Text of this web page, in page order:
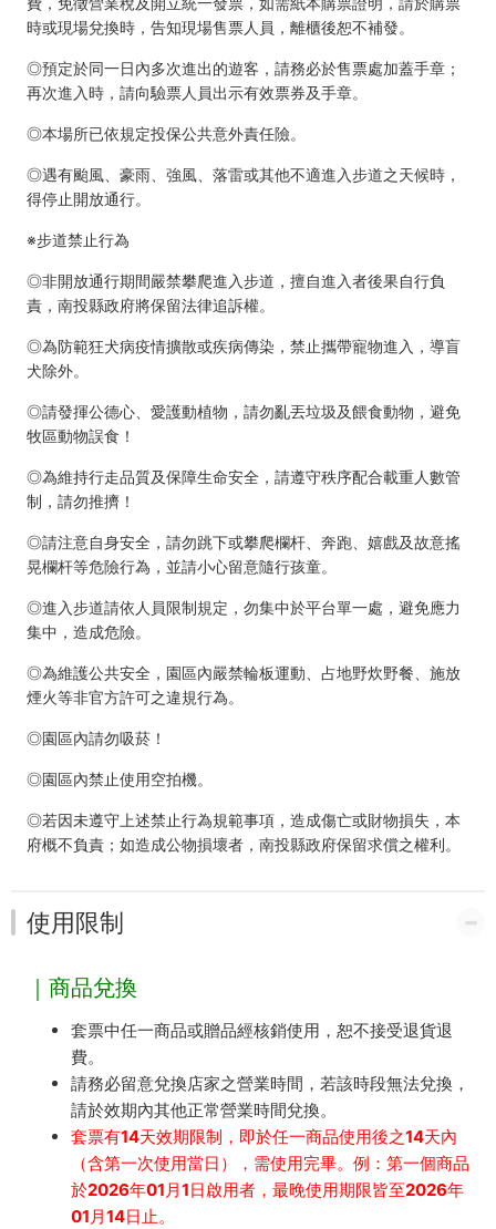
時或現場兌換時，告知現場售票人員，離櫃後恕不補發。
◎預定於同一日內多次進出的遊客，請務必於售票處加蓋手章；
再次進入時，請向驗票人員出示有效票券及手章。
◎本場所已依規定投保公共意外責任險。
◎遇有颱風、豪雨、強風、落雷或其他不適進入步道之天候時，
得停止開放通行。
※步道禁止行為
◎非開放通行期間嚴禁攀爬進入步道，擅自進入者後果自行負
責，南投縣政府將保留法律追訴權。
◎為防範狂犬病疫情擴散或疾病傳染，禁止攜帶寵物進入，導盲
犬除外。
◎請發揮公德心、愛護動植物，請勿亂丟垃圾及餵食動物，避免
牧區動物誤食！
◎為維持行走品質及保障生命安全，請遵守秩序配合載重人數管
制，請勿推擠！
◎請注意自身安全，請勿跳下或攀爬欄杆、奔跑、嬉戲及故意搖
晃欄杆等危險行為，並請小心留意隨行孩童。
◎進入步道請依人員限制規定，勿集中於平台單一處，避免應力
集中，造成危險。
◎為維護公共安全，園區內嚴禁輪板運動、占地野炊野餐、施放
煙火等非官方許可之違規行為。
◎園區內請勿吸菸！
◎園區內禁止使用空拍機。
◎若因未遵守上述禁止行為規範事項，造成傷亡或財物損失，本
府概不負責；如造成公物損壞者，南投縣政府保留求償之權利。
使用限制
｜商品兌換
套票中任一商品或贈品經核銷使用，恕不接受退貨退
費。
請務必留意兌換店家之營業時間，若該時段無法兌換，
請於效期內其他正常營業時間兌換。
套票有14天效期限制，即於任一商品使用後之14天內
（含第一次使用當日），需使用完畢。例：第一個商品
於2026年01月1日啟用者，最晚使用期限皆至2026年
01月14日止。